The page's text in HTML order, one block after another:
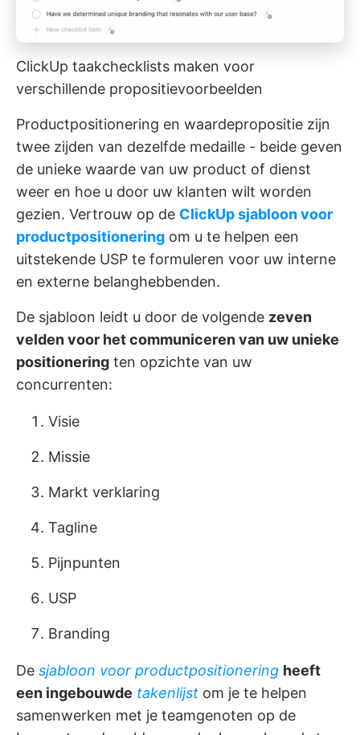
ClickUp taakchecklists maken voor
verschillende propositievoorbeelden
Productpositionering en waardepropositie zijn
twee zijden van dezelfde medaille - beide geven
de unieke waarde van uw product of dienst
weer en hoe u door uw klanten wilt worden
gezien. Vertrouw op de ClickUp sjabloon voor
productpositionering om u te helpen een
uitstekende USP te formuleren voor uw interne
en externe belanghebbenden.
De sjabloon leidt u door de volgende zeven
velden voor het communiceren van uw unieke
positionering ten opzichte van uw
concurrenten:
Visie
Missie
Markt verklaring
Tagline
Pijnpunten
USP
Branding
De sjabloon voor productpositionering heeft
een ingebouwde takenlijst om je te helpen
samenwerken met je teamgenoten op de